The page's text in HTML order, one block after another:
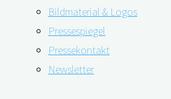
Bildmaterial & Logos
Pressespiegel
Pressekontakt
Newsletter
Die Wissenschaftler untersuchten
zehn Netzhautschichten zwischen